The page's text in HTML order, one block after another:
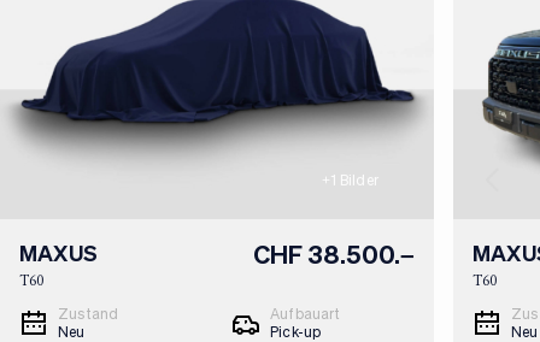
+1 Bilder
MAXUS
T60
CHF 38.500.–
Zustand
Neu
Aufbauart
Pick-up
T60
Neu